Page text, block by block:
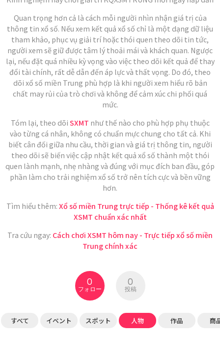
Quan trọng hơn cả là cách mỗi người nhìn nhận giá trị của
thông tin xổ số. Nếu xem kết quả xổ số chỉ là một dạng dữ liệu
tham khảo, phục vụ giải trí hoặc thói quen theo dõi tin tức,
người xem sẽ giữ được tâm lý thoải mái và khách quan. Ngược
lại, nếu đặt quá nhiều kỳ vọng vào việc theo dõi kết quả để thay
đổi tài chính, rất dễ dẫn đến áp lực và thất vọng. Do đó, theo
dõi xổ số miền Trung phù hợp là khi người xem hiểu rõ bản
chất may rủi của trò chơi và không để cảm xúc chi phối quá
mức.
Tóm lại, theo dõiSXMT như thế nào cho phù hợp phụ thuộc
vào từng cá nhân, không có chuẩn mực chung cho tất cả. Khi
biết cân đối giữa nhu cầu, thời gian và giá trị thông tin, người
theo dõi sẽ biến việc cập nhật kết quả xổ số thành một thói
quen lành mạnh, nhẹ nhàng và đúng với mục đích ban đầu, góp
phần làm cho trải nghiệm xổ số trở nên tích cực và bền vững
hơn.
Tìm hiểu thêm:Xổ số miền Trung trực tiếp - Thống kê kết quả
XSMT chuẩn xác nhất
Tra cứu ngay: Cách chơi XSMT hôm nay - Trực tiếp xổ số miền
Trung chính xác
0
フォロー
0
投稿
すべて イベント スポット 人物 作品 商